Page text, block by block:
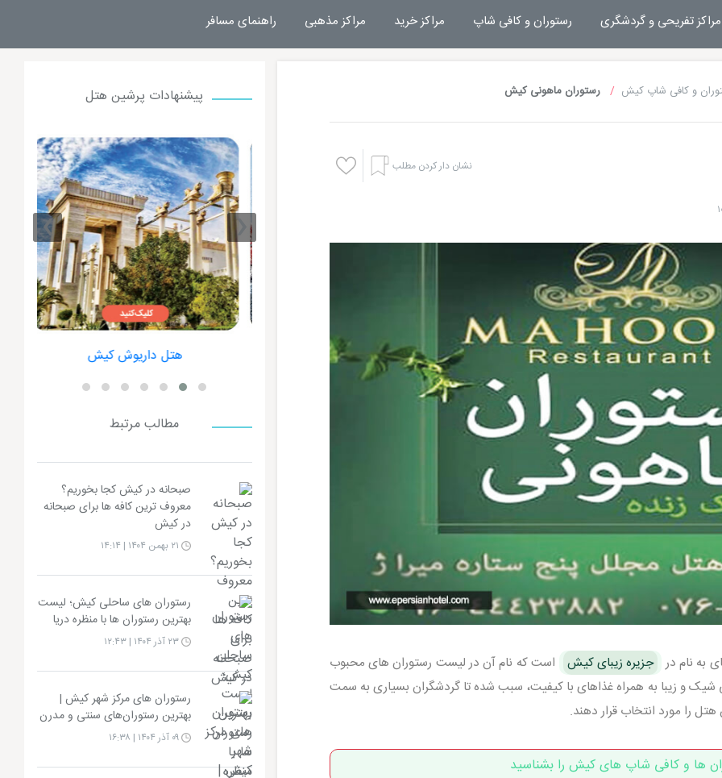
مراکز تفریحی و گردشگری رستوران و کافی شاپ مراکز خرید مراکز مذهبی راهنمای مسافر
و کافی شاپ کیش رستوران ماهونی کیش
نشان دار کردن مطلب
به نام در جزیره زیبای کیش
است که نام آن در لیست رستوران های محبوب
و زیبا به همراه غذاهای با کیفیت، سبب شده تا گردشگران بسیاری به سمت
را مورد انتخاب قرار دهند.
ها و کافی شاپ های کیش را بشناسید
پیشنهادات پرشین هتل
هتل های کیش تفریحات کیش هتل داریوش کیش
‹
›
مطالب مرتبط
صبحانه در کیش کجا بخوریم؟
معروف ترین کافه ها برای صبحانه
در کیش
رستوران های ساحلی کیش؛ لیست
بهترین رستوران ها با منظره دریا
۲۳ آذر ۱۴۰۴ | ۱۲:۴۳
رستوران های مرکز شهر کیش |
بهترین رستوران‌های سنتی و مدرن
۰۹ آذر ۱۴۰۴ | ۱۶:۳۸